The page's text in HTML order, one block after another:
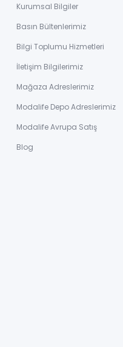
Kurumsal Bilgiler
Basın Bültenlerimiz
Bilgi Toplumu Hizmetleri
İletişim Bilgilerimiz
Mağaza Adreslerimiz
Modalife Depo Adreslerimiz
Modalife Avrupa Satış
Blog